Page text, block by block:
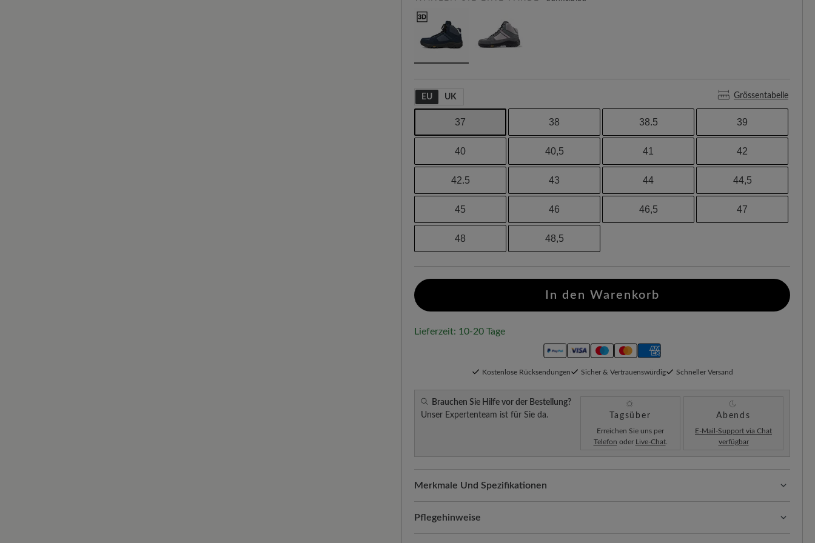
EU UK Grössentabelle
37 38 38.5 39
40 40,5 41 42
42.5 43 44 44,5
45 46 46,5 47
48 48,5
In den Warenkorb
Lieferzeit: 10-20 Tage
Kostenlose Rücksendungen Sicher & Vertrauenswürdig Schneller Versand
Brauchen Sie Hilfe vor der Bestellung?
Unser Expertenteam ist für Sie da.
Tagsüber
Erreichen Sie uns per
Telefon oder Live-Chat.
Abends
E-Mail-Support via Chat
verfügbar
Merkmale Und Spezifikationen
Freeyourfeet!Die perfekte Passform mit 100% Zehenfreiheit. Natürlich geformte
Schuhe, handgefertigt hergestellt.
Pflegehinweise